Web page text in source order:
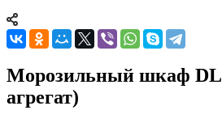
Морозильный шкаф
агрегат)